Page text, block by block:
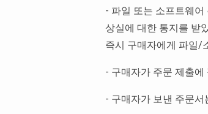
- 파일 또는 소프트웨
상실에 대한 통지를 받
즉시 구매자에게 파일/
- 구매자가 주문 제출
- 구매자가 보낸 주문